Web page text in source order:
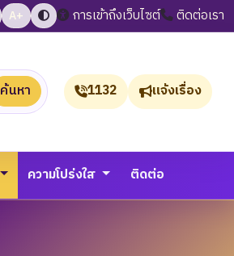
A+ การเข้าถึงเว็บไซต์ ติดต่อเรา
ค้นหา 1132 แจ้งเรื่อง
ความโปร่งใส ติดต่อ